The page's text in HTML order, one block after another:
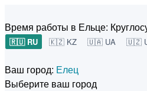
Время работы в Ельце:
🇷🇺 RU 🇰🇿 KZ 🇺🇦 UA 🇺🇿
Ваш город: Елец
Выберите ваш город